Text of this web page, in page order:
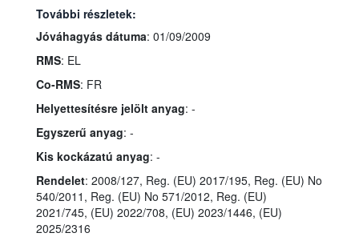
További részletek:
Jóváhagyás dátuma: 01/09/2009
RMS: EL
Co-RMS: FR
Helyettesítésre jelölt anyag: -
Egyszerű anyag: -
Kis kockázatú anyag: -
Rendelet: 2008/127, Reg. (EU) 2017/195, Reg. (EU) No
540/2011, Reg. (EU) No 571/2012, Reg. (EU)
2021/745, (EU) 2022/708, (EU) 2023/1446, (EU)
2025/2316